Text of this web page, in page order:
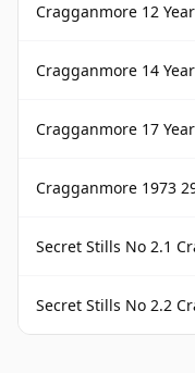
Cragganmore 12
Cragganmore 14 Year
Cragganmore 17
Cragganmore 1973
Secret Stills No 2.1
Secret Stills No 2.2